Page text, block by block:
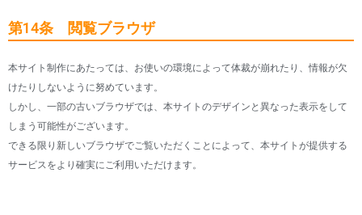
第14条 閲覧ブラウザ
本サイト制作にあたっては、お使いの環境によって体裁が崩れたり、情報が欠
けたりしないように努めています。
しかし、一部の古いブラウザでは、本サイトのデザインと異なった表示をして
しまう可能性がございます。
できる限り新しいブラウザでご覧いただくことによって、本サイトが提供する
サービスをより確実にご利用いただけます。